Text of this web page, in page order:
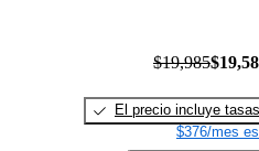
$19,985
El precio incluye tasas
$376/mes